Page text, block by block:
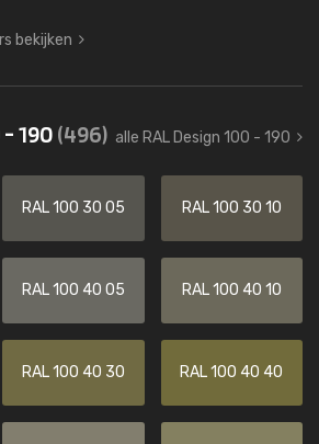
bekijken
190(496) alle RAL Design 100 - 190
RAL 100 30 05 RAL 100 30 10
RAL 100 40 05 RAL 100 40 10
RAL 100 40 30 RAL 100 40 40